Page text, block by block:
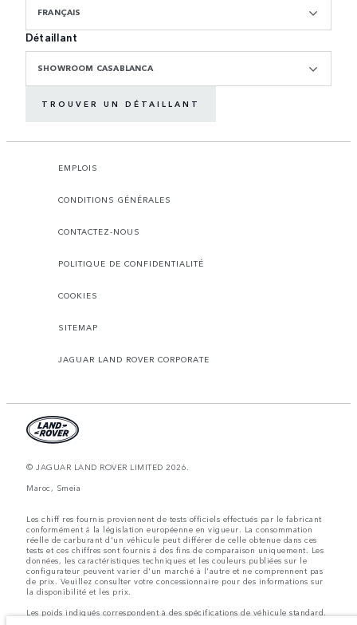
FRANÇAIS
Détaillant
SHOWROOM CASABLANCA
TROUVER UN DÉTAILLANT
EMPLOIS
CONDITIONS GÉNÉRALES
CONTACTEZ-NOUS
POLITIQUE DE CONFIDENTIALITÉ
COOKIES
SITEMAP
JAGUAR LAND ROVER CORPORATE
© JAGUAR LAND ROVER LIMITED 2026.
Maroc, Smeia
Les chiff res fournis proviennent de tests officiels effectués par le fabricant
conformément å la législation européenne en vigueur. La consommation
réelle de carburant d'un véhicule peut différer de celle obtenue dans ces
tests et ces chiffres sont fournis å des fins de comparaison uniquement. Les
données, les caractéristiques techniques et les couleurs publiées sur le
configurateur peuvent varier d'un marché à l'autre et ne comprennent pas
de prix. Veuillez consulter votre concessionnaire pour des informations sur
la disponibilité et les prix.
Les poids indiqués correspondent à des spécifications de véhicule standard.